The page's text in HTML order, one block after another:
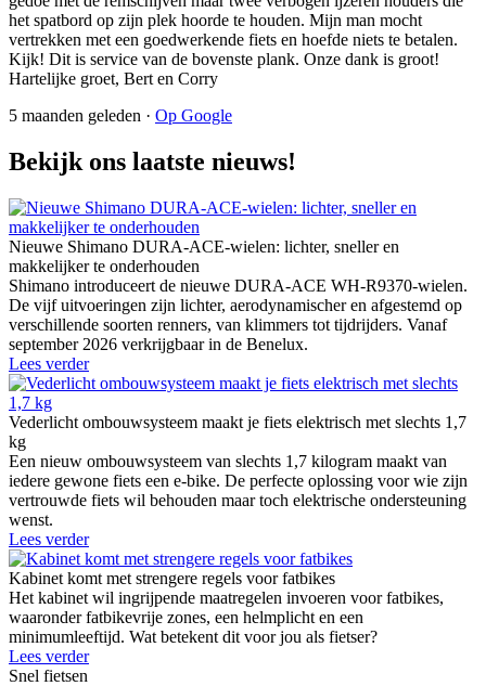
het spatbord op zijn plek hoorde te houden. Mijn man mocht
vertrekken met een goedwerkende fiets en hoefde niets te betalen.
Kijk! Dit is service van de bovenste plank. Onze dank is groot!
Hartelijke groet, Bert en Corry
5 maanden geleden · Op Google
Bekijk ons laatste nieuws!
Nieuwe Shimano DURA-ACE-wielen: lichter, sneller en
makkelijker te onderhouden
Shimano introduceert de nieuwe DURA-ACE WH-R9370-wielen.
De vijf uitvoeringen zijn lichter, aerodynamischer en afgestemd op
verschillende soorten renners, van klimmers tot tijdrijders. Vanaf
september 2026 verkrijgbaar in de Benelux.
Lees verder
Vederlicht ombouwsysteem maakt je fiets elektrisch met slechts 1,7
kg
Een nieuw ombouwsysteem van slechts 1,7 kilogram maakt van
iedere gewone fiets een e-bike. De perfecte oplossing voor wie zijn
vertrouwde fiets wil behouden maar toch elektrische ondersteuning
wenst.
Lees verder
Kabinet komt met strengere regels voor fatbikes
Het kabinet wil ingrijpende maatregelen invoeren voor fatbikes,
waaronder fatbikevrije zones, een helmplicht en een
minimumleeftijd. Wat betekent dit voor jou als fietser?
Lees verder
Snel fietsen